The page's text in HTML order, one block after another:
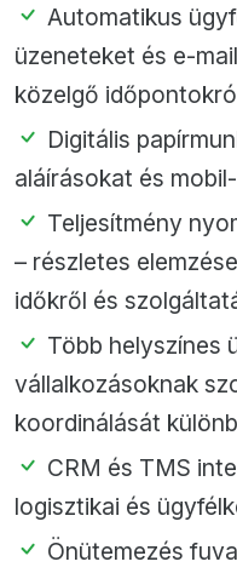
Automatikus
üzeneteket és e-
közelgő
Digitális
aláírásokat és
Teljesítmény
– részletes
időkről és
Több helyszínes
vállalkozásoknak
koordinálását
CRM és TMS
logisztikai és
Önütemezés